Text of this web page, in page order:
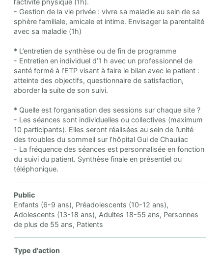
l’activité physique (1h).
- Gestion de la vie privée : vivre sa maladie au sein de sa
sphère familiale, amicale et intime. Envisager la parentalité
avec sa maladie (1h)
* L’entretien de synthèse ou de fin de programme
- Entretien en individuel d’1 h avec un professionnel de
santé formé à l’ETP visant à faire le bilan avec le patient :
atteinte des objectifs, questionnaire de satisfaction,
aborder la suite de son suivi.
* Quelle est l’organisation des sessions sur chaque site ?
- Les séances sont individuelles ou collectives (maximum
10 participants). Elles seront réalisées au sein de l’unité
des troubles du sommeil sur l’hôpital Gui de Chauliac
- La fréquence des séances est personnalisée en fonction
du suivi du patient. Synthèse finale en présentiel ou
téléphonique.
Public
Enfants (6-9 ans), Préadolescents (10-12 ans),
Adolescents (13-18 ans), Adultes 18-55 ans, Personnes
de plus de 55 ans, Patients
Type d'action